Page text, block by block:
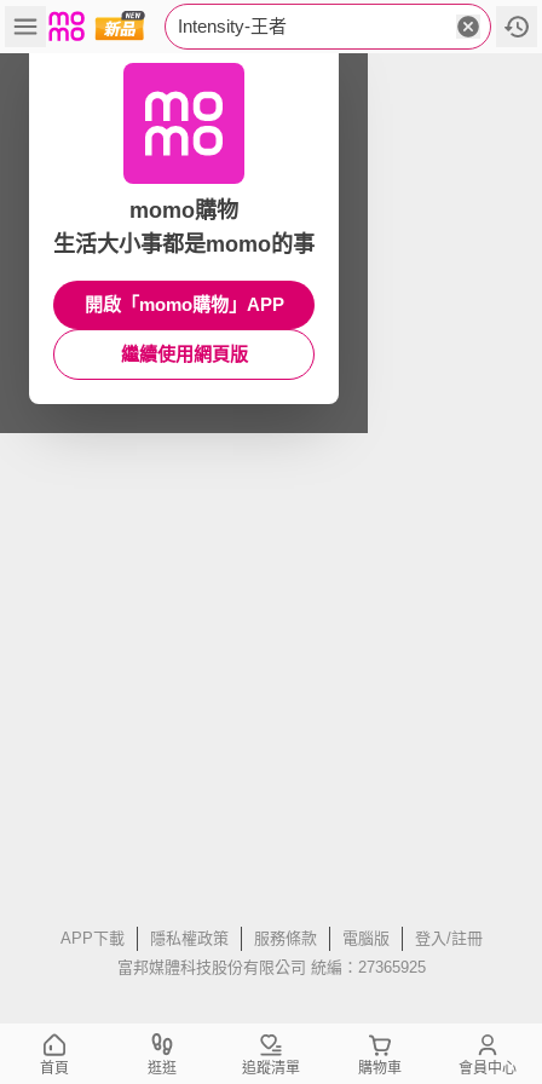
Intensity-王者
APP下載 隱私權政策 服務條款 電腦版
登入/註冊
富邦媒體科技股份有限公司 統編：27365925
momo購物
生活大小事都是momo的事
開啟「momo購物」APP
繼續使用網頁版
首頁 逛逛 追蹤清單 購物車 會員中心